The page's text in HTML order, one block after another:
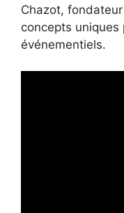
Chazot,
concepts uniques
événementiels.